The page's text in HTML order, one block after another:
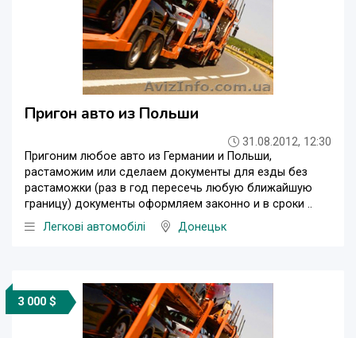
Пригон авто из Польши
31.08.2012, 12:30
Пригоним любое авто из Германии и Польши,
растаможим или сделаем документы для езды без
растаможки (раз в год пересечь любую ближайшую
границу) документы оформляем законно и в сроки ..
Легкові автомобілі
Донецьк
3 000 $